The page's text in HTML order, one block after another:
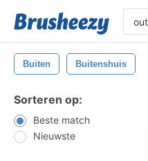
Buiten Buitenshuis
Sorteren op:
Beste match
Nieuwste